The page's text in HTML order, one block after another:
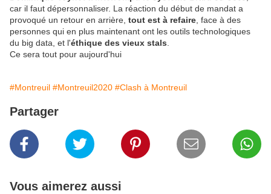
car il faut dépersonnaliser. La réaction du début de mandat a
provoqué un retour en arrière, tout est à refaire , face à des
personnes qui en plus maintenant ont les outils technologiques
du big data, et l'éthique des vieux stals
Ce sera tout pour aujourd'hui
#Montreuil #Montreuil2020 #Clash à Montreuil
Partager
Vous aimerez aussi